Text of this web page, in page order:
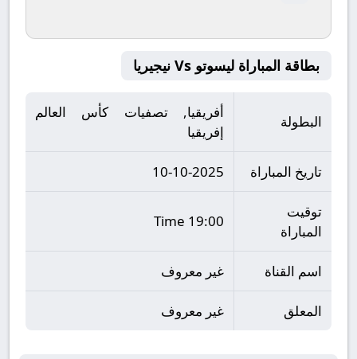
بطاقة المباراة ليسوتو Vs نيجيريا
البطولة
أفريقيا, تصفيات كأس العالم
إفريقيا
تاريخ المباراة 10-10-2025
توقيت
المباراة
19:00 Time
اسم القناة غير معروف
المعلق غير معروف